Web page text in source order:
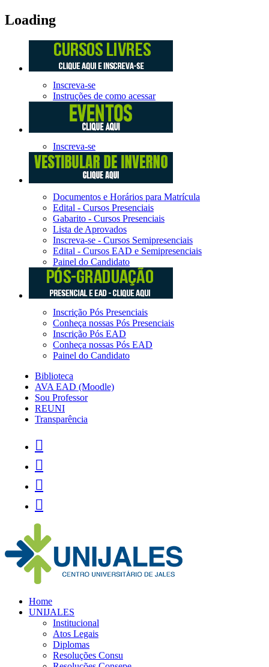
Loading
Inscreva-se
Instruções de como acessar
Inscreva-se
Documentos e Horários para Matrícula
Edital - Cursos Presenciais
Gabarito - Cursos Presenciais
Lista de Aprovados
Inscreva-se - Cursos Semipresenciais
Edital - Cursos EAD e Semipresenciais
Painel do Candidato
Inscrição Pós Presenciais
Conheça nossas Pós Presenciais
Inscrição Pós EAD
Conheça nossas Pós EAD
Painel do Candidato
Biblioteca
AVA EAD (Moodle)
Sou Professor
REUNI
Transparência




Home
UNIJALES
Institucional
Atos Legais
Diplomas
Resoluções Consu